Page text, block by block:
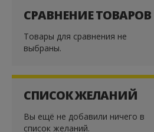
СРАВНЕНИЕ ТОВАРОВ
Товары для сравнения не
выбраны.
СПИСОК ЖЕЛАНИЙ
Вы ещё не добавили ничего в
список желаний.